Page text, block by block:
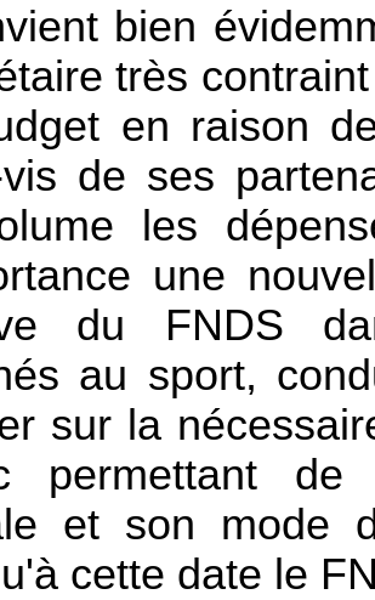
bien
très
en raison
de ses
les
une
du FNDS
au sport,
sur la
permettant de
et son mode
cette date le